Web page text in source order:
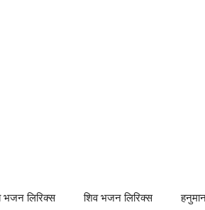
भजन लिरिक्स शिव भजन लिरिक्स